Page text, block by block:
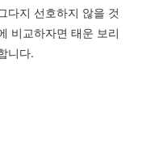
다지 선호하지 않을 것
비교하자면 태운 보리
니다.